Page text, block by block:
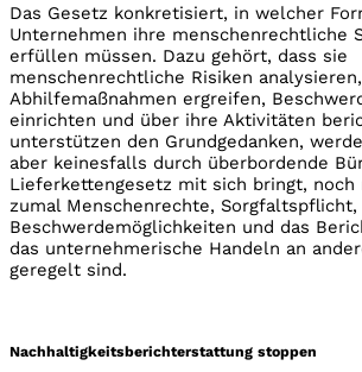
Das Gesetz konkretisiert, in welcher
Unternehmen ihre menschenrechtliche
erfüllen müssen. Dazu gehört, dass sie
menschenrechtliche Risiken
Abhilfemaßnahmen ergreifen,
einrichten und über ihre Aktivitäten
unterstützen den Grundgedanken,
aber keinesfalls durch überbordende
Lieferkettengesetz mit sich bringt, noch
zumal Menschenrechte, Sorgfaltspflicht,
Beschwerdemöglichkeiten und das
das unternehmerische Handeln an
geregelt sind.
Nachhaltigkeitsberichterstattung stoppen